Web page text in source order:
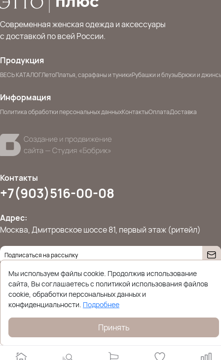
Современная женская одежда и аксессуары
с доставкой по всей России.
Продукция
ВЕСЬ КАТАЛОГЛетоПлатья, сарафаны и туникиРубашки и блузыБрюки и
Информация
Политика обработки персональных данныхКонтактыОплатаДоставка
Контакты
+7(903)516-00-08
Адрес:
Москва, Дмитровское шоссе 81, первый этаж (ритейл)
© 2026 Ettoplus.ru — Все права защищены.
Политика конфиденциальности
Мы используем файлы cookie. Продолжив использование
сайта, Вы соглашаетесь с политикой использования файлов
cookie, обработки персональных данных и
конфиденциальности. Подробнее
Принять